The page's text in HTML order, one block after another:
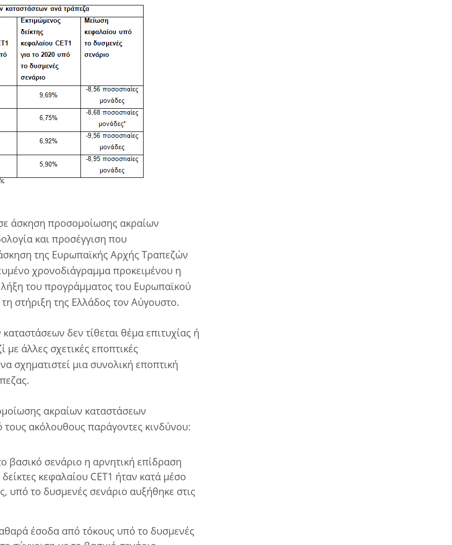
άσκηση προσομοίωσης ακραίων
και προσέγγιση που
της Ευρωπαϊκής Αρχής Τραπεζών
χρονοδιάγραμμα προκειμένου η
του προγράμματος του Ευρωπαϊκού
στήριξη της Ελλάδος τον Αύγουστο.
δεν τίθεται θέμα επιτυχίας ή
άλλες σχετικές εποπτικές
σχηματιστεί μια συνολική εποπτική
ακραίων καταστάσεων
ακόλουθους παράγοντες κινδύνου:
βασικό σενάριο η αρνητική επίδραση
κεφαλαίου CET1 ήταν κατά μέσο
υπό το δυσμενές σενάριο αυξήθηκε στις
έσοδα από τόκους υπό το δυσμενές